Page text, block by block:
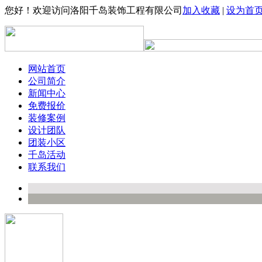
您好！欢迎访问洛阳千岛装饰工程有限公司 加入收藏 | 设为首
网站首页
公司简介
新闻中心
免费报价
装修案例
设计团队
团装小区
千岛活动
联系我们